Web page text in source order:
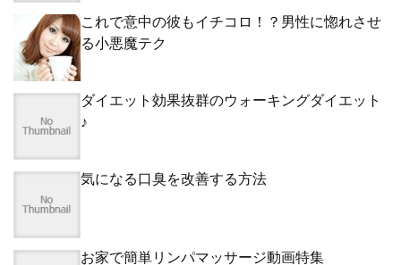
これで意中の彼もイチコロ！？男性に惚れさせ
る小悪魔テク
ダイエット効果抜群のウォーキングダイエット
♪
気になる口臭を改善する方法
お家で簡単リンパマッサージ動画特集